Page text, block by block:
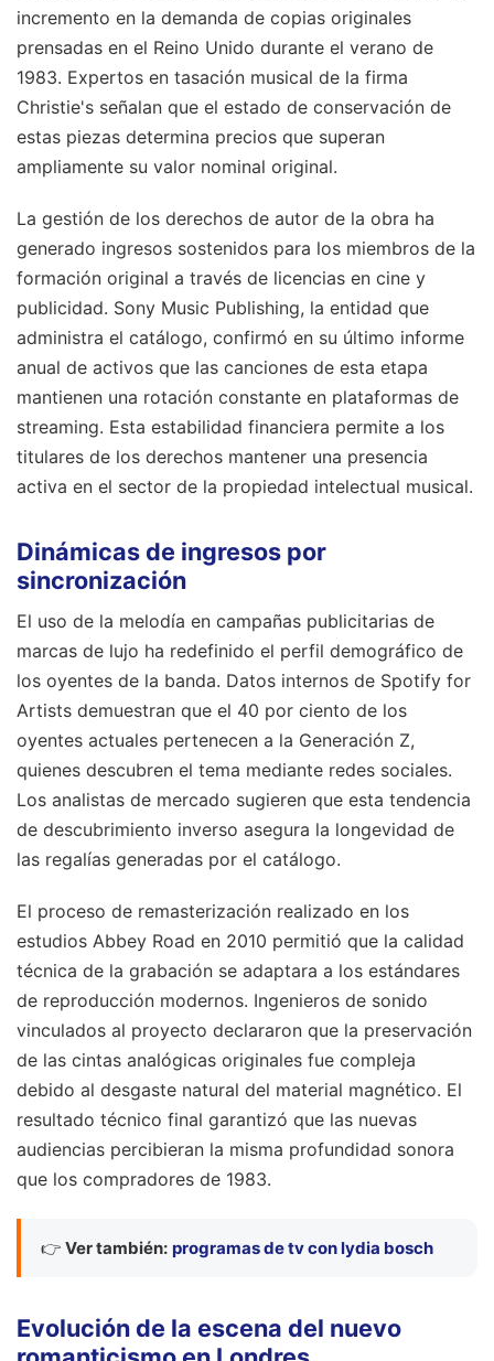
incremento en la demanda de copias originales
prensadas en el Reino Unido durante el verano de
1983. Expertos en tasación musical de la firma
Christie's señalan que el estado de conservación de
estas piezas determina precios que superan
ampliamente su valor nominal original.
La gestión de los derechos de autor de la obra ha
generado ingresos sostenidos para los miembros de la
formación original a través de licencias en cine y
publicidad. Sony Music Publishing, la entidad que
administra el catálogo, confirmó en su último informe
anual de activos que las canciones de esta etapa
mantienen una rotación constante en plataformas de
streaming. Esta estabilidad financiera permite a los
titulares de los derechos mantener una presencia
activa en el sector de la propiedad intelectual musical.
Dinámicas de ingresos por
sincronización
El uso de la melodía en campañas publicitarias de
marcas de lujo ha redefinido el perfil demográfico de
los oyentes de la banda. Datos internos de Spotify for
Artists demuestran que el 40 por ciento de los
oyentes actuales pertenecen a la Generación Z,
quienes descubren el tema mediante redes sociales.
Los analistas de mercado sugieren que esta tendencia
de descubrimiento inverso asegura la longevidad de
las regalías generadas por el catálogo.
El proceso de remasterización realizado en los
estudios Abbey Road en 2010 permitió que la calidad
técnica de la grabación se adaptara a los estándares
de reproducción modernos. Ingenieros de sonido
vinculados al proyecto declararon que la preservación
de las cintas analógicas originales fue compleja
debido al desgaste natural del material magnético. El
resultado técnico final garantizó que las nuevas
audiencias percibieran la misma profundidad sonora
que los compradores de 1983.
👉 Ver también: programas de tv con lydia bosch
Evolución de la escena del nuevo